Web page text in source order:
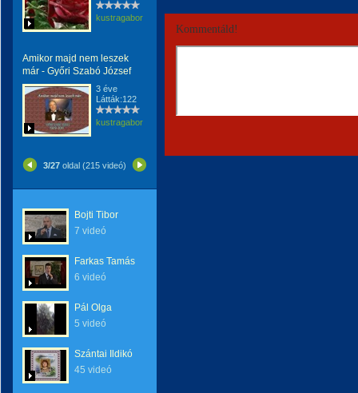
kustragabor
Amikor majd nem leszek
már - Győri Szabó József
3 éve
Látták:122
kustragabor
3/27 oldal (215 videó)
Bojti Tibor
7 videó
Farkas Tamás
6 videó
Pál Olga
5 videó
Szántai Ildikó
45 videó
Kommentáld!